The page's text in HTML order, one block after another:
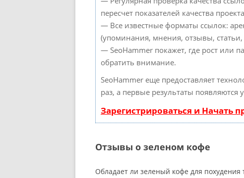
пересчет показателей качества
— Все известные форматы ссылок:
(упоминания, мнения, отзывы, статьи,
— SeoHammer покажет, где рост или
обратить внимание.
SeoHammer еще предоставляет
раз, а первые результаты
Зарегистрироваться и Начать
Отзывы о зеленом кофе
Обладает ли зеленый кофе для